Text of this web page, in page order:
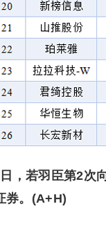
，若羽臣第2次
券。(A+H)